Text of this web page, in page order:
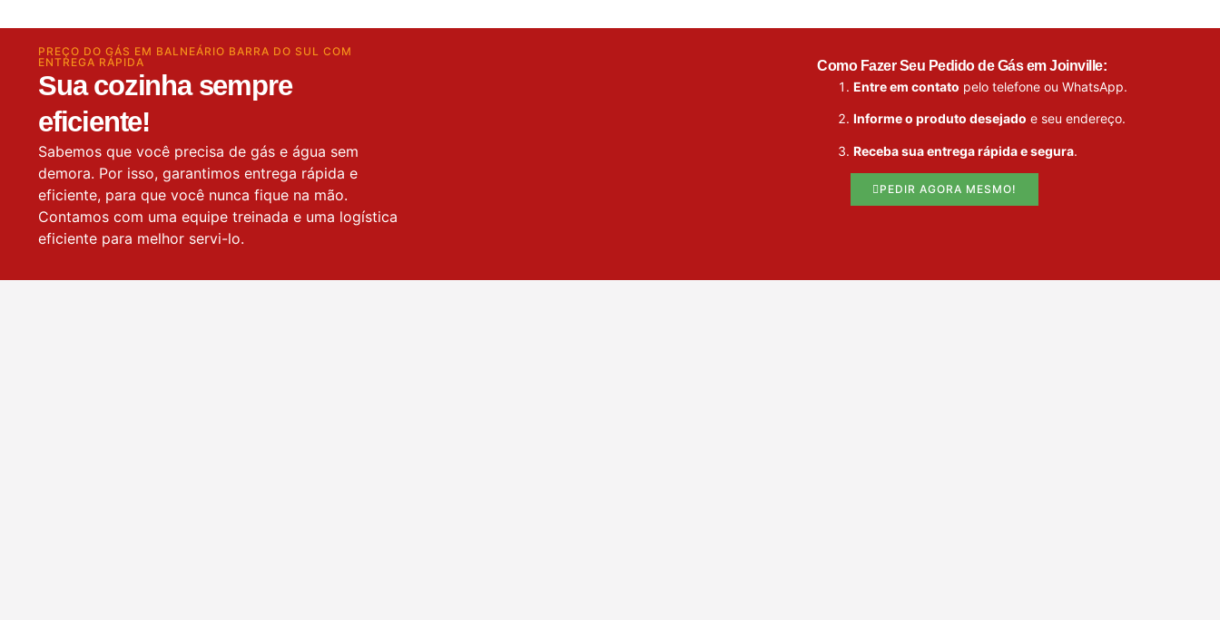
PREÇO DO GÁS EM BALNEÁRIO BARRA DO SUL COM
ENTREGA RÁPIDA
Sua cozinha sempre
eficiente!
Sabemos que você precisa de gás e água sem
demora. Por isso, garantimos entrega rápida e
eficiente, para que você nunca fique na mão.
Contamos com uma equipe treinada e uma logística
eficiente para melhor servi-lo.
Como Fazer Seu Pedido de Gás em Joinville:
Entre em contato pelo telefone ou WhatsApp.
Informe o produto desejado e seu endereço.
Receba sua entrega rápida e segura.
PEDIR AGORA MESMO!